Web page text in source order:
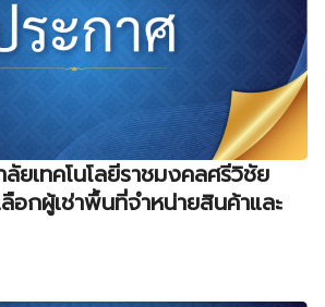
ยเทคโนโลยีราชมงคลศรีวิชัย
อกผู้เช่าพื้นที่จำหน่ายสินค้าและ